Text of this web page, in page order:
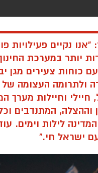
נקיים פעילויות
יותר במערכת
כוחות צעירים מגן
ולתרומה העצומה
וחיילות מערך
וההצלה, המתנדבים
לילות וימים.
ישראל חי."